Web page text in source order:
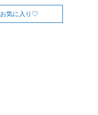
お気に入り